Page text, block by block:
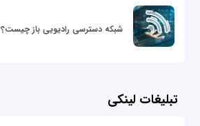
شبکه دسترسی رادیویی باز چیست؟
تبلیغات لینکی